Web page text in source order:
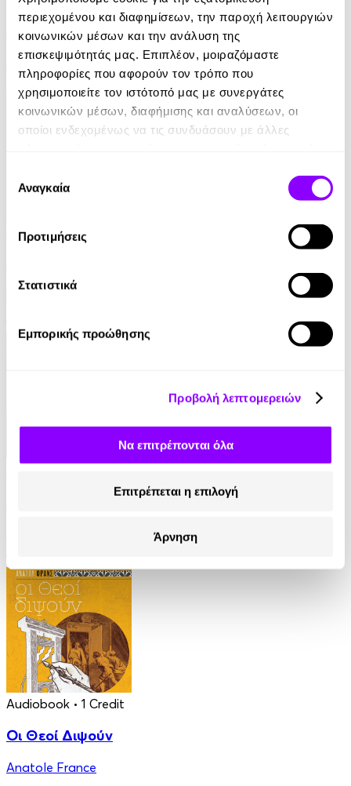
περιεχομένου και διαφημίσεων, την παροχή λειτουργιών
κοινωνικών μέσων και την ανάλυση της
επισκεψιμότητάς μας. Επιπλέον, μοιραζόμαστε
πληροφορίες που αφορούν τον τρόπο που
χρησιμοποιείτε τον ιστότοπό μας με συνεργάτες
κοινωνικών μέσων, διαφήμισης και αναλύσεων, οι
οποίοι ενδεχομένως να τις συνδυάσουν με άλλες
των υπηρεσιών τους.
συγκατάθεσης
Αναγκαία
Προτιμήσεις
Στατιστικά
Εμπορικής προώθησης
Προβολή λεπτομερειών
Να επιτρέπονται όλα
Επιτρέπεται η επιλογή
Άρνηση
Ελέφαντας
Ρέιμοντ Κάρβερ
7.99€
Audiobook • 1 Credit
Audiobook • 1 Credit
Ο Τελευταίος των Μοϊκανών
Audiobook • 1 Credit
Οι Θεοί Διψούν
Anatole France